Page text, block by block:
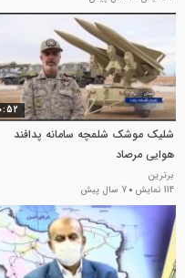
شلیک موشک شلمچه سامانه پدافند
هوایی مرصاد
برترین
114 نمایش
7 سال پیش